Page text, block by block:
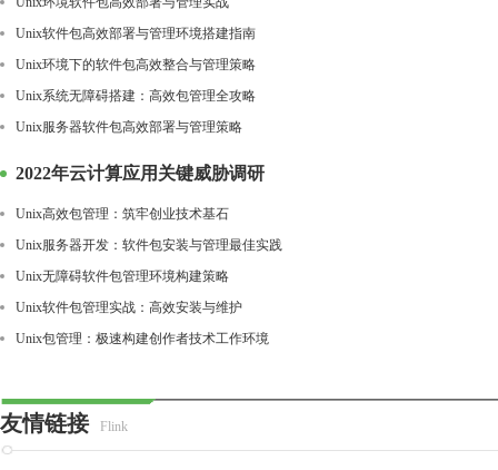
Unix软件包高效部署与管理环境搭建指南
Unix环境下的软件包高效整合与管理策略
Unix系统无障碍搭建：高效包管理全攻略
Unix服务器软件包高效部署与管理策略
2022年云计算应用关键威胁调研
Unix高效包管理：筑牢创业技术基石
Unix服务器开发：软件包安装与管理最佳实践
Unix无障碍软件包管理环境构建策略
Unix软件包管理实战：高效安装与维护
Unix包管理：极速构建创作者技术工作环境
友情链接 Flink